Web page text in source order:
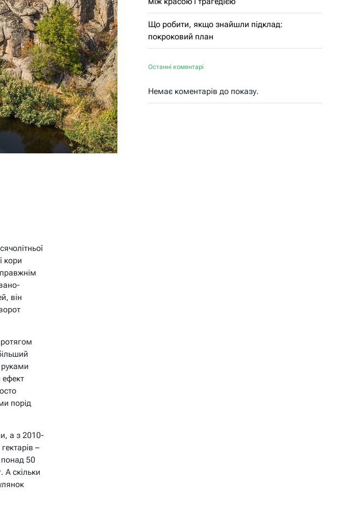
кори
він
руками
ефект
порід
а з 2010-
–
50
А скільки
Що робити, якщо знайшли підклад:
покроковий план
Останні коментарі
Немає коментарів до показу.